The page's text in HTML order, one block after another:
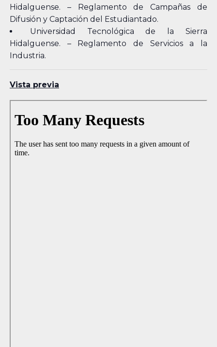
Hidalguense. – Reglamento de Campañas de
Difusión y Captación del Estudiantado.
Universidad Tecnológica de la Sierra
Hidalguense. – Reglamento de Servicios a la
Industria.
Vista previa
Skip
to
PDF
content